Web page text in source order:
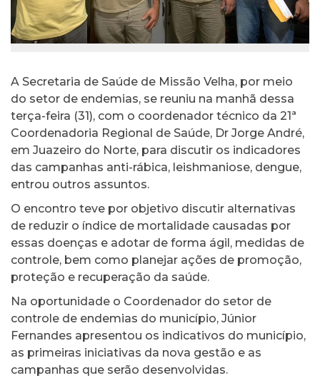
A Secretaria de Saúde de Missão Velha, por meio
do setor de endemias, se reuniu na manhã dessa
terça-feira (31), com o coordenador técnico da 21ª
Coordenadoria Regional de Saúde, Dr Jorge André,
em Juazeiro do Norte, para discutir os indicadores
das campanhas anti-rábica, leishmaniose, dengue,
entrou outros assuntos.
O encontro teve por objetivo discutir alternativas
de reduzir o índice de mortalidade causadas por
essas doenças e adotar de forma ágil, medidas de
controle, bem como planejar ações de promoção,
proteção e recuperação da saúde.
Na oportunidade o Coordenador do setor de
controle de endemias do município, Júnior
Fernandes apresentou os indicativos do município,
as primeiras iniciativas da nova gestão e as
campanhas que serão desenvolvidas.